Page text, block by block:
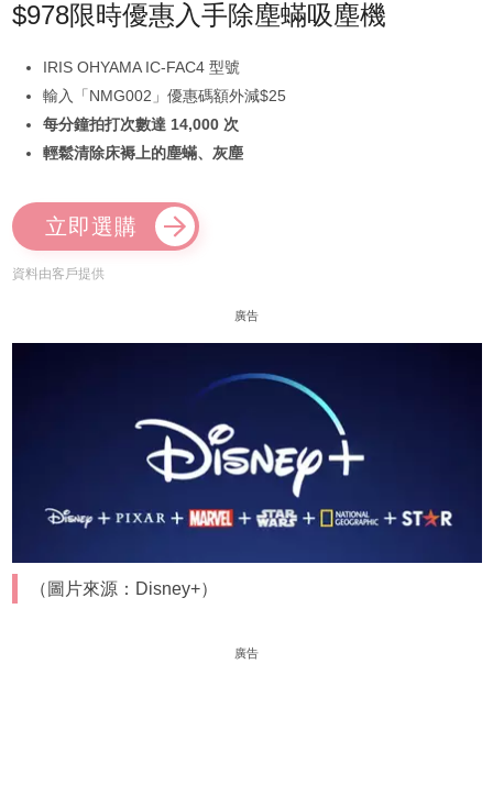
$978限時優惠入手除塵蟎吸塵機
IRIS OHYAMA IC-FAC4 型號
輸入「NMG002」優惠碼額外減$25
每分鐘拍打次數達 14,000 次
輕鬆清除床褥上的塵蟎、灰塵
立即選購
資料由客戶提供
廣告
（圖片來源：Disney+）
廣告